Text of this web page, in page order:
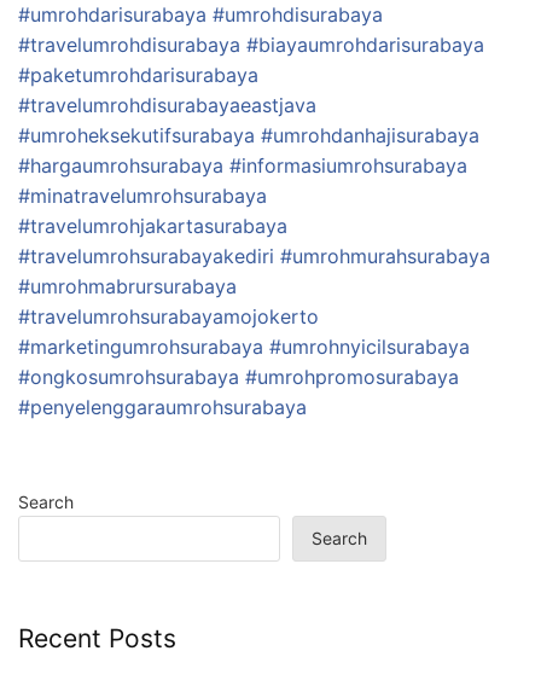
#umrohdarisurabaya #umrohdisurabaya
#travelumrohdisurabaya #biayaumrohdarisurabaya
#paketumrohdarisurabaya
#travelumrohdisurabayaeastjava
#umroheksekutifsurabaya #umrohdanhajisurabaya
#hargaumrohsurabaya #informasiumrohsurabaya
#minatravelumrohsurabaya
#travelumrohjakartasurabaya
#travelumrohsurabayakediri #umrohmurahsurabaya
#umrohmabrursurabaya
#travelumrohsurabayamojokerto
#marketingumrohsurabaya #umrohnyicilsurabaya
#ongkosumrohsurabaya #umrohpromosurabaya
#penyelenggaraumrohsurabaya
Search
Search
Recent Posts